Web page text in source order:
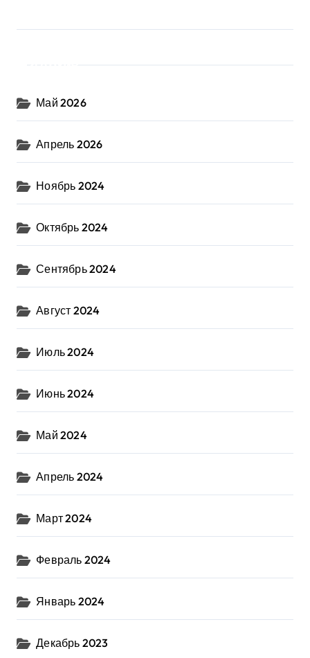
Май 2026
Апрель 2026
Ноябрь 2024
Октябрь 2024
Сентябрь 2024
Август 2024
Июль 2024
Июнь 2024
Май 2024
Апрель 2024
Март 2024
Февраль 2024
Январь 2024
Декабрь 2023